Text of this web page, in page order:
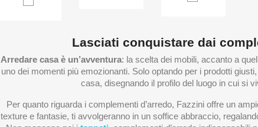
Lasciati conquistare dai
Arredare casa è un’avventura: la scelta dei mobili, accanto a
uno dei momenti più emozionanti. Solo optando per i prodotti
casa, disegnando il profilo del luogo in cui si
Per quanto riguarda i complementi d’arredo, Fazzini offre un
texture e fantasie, ti avvolgeranno in un soffice abbraccio,